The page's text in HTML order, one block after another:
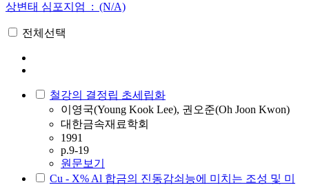
상변태 심포지엄 : (N/A)
전체선택
철강의 결정립 초세립화
이영국(Young Kook Lee), 권오준(Oh Joon Kwon)
대한금속재료학회
1991
p.9-19
원문보기
Cu - X% Al 합금의 진동감쇠능에 미치는 조성 및 미